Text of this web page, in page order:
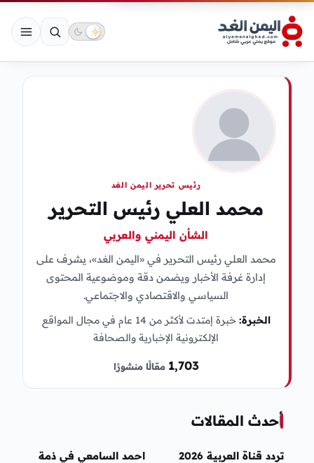
رئيس تحرير اليمن الغد
محمد العلي رئيس التحرير
الشأن اليمني والعربي
محمد العلي رئيس التحرير في «اليمن الغد»، يشرف على
إدارة غرفة الأخبار ويضمن دقة وموضوعية المحتوى
السياسي والاقتصادي والاجتماعي.
الخبرة:
خبرة إمتدت لأكثر من 14 عام في مجال المواقع
الإلكترونية الإخبارية والصحافة
1٬703 مقالًا منشورًا
أحدث المقالات
تريندات
تردد قناة العربية 2026
منوعات
احمد السامعي في ذمة